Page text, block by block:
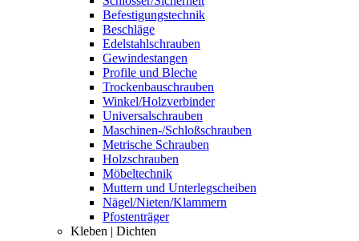
Befestigungstechnik
Beschläge
Edelstahlschrauben
Gewindestangen
Profile und Bleche
Trockenbauschrauben
Winkel/Holzverbinder
Universalschrauben
Maschinen-/Schloßschrauben
Metrische Schrauben
Holzschrauben
Möbeltechnik
Muttern und Unterlegscheiben
Nägel/Nieten/Klammern
Pfostenträger
Kleben | Dichten